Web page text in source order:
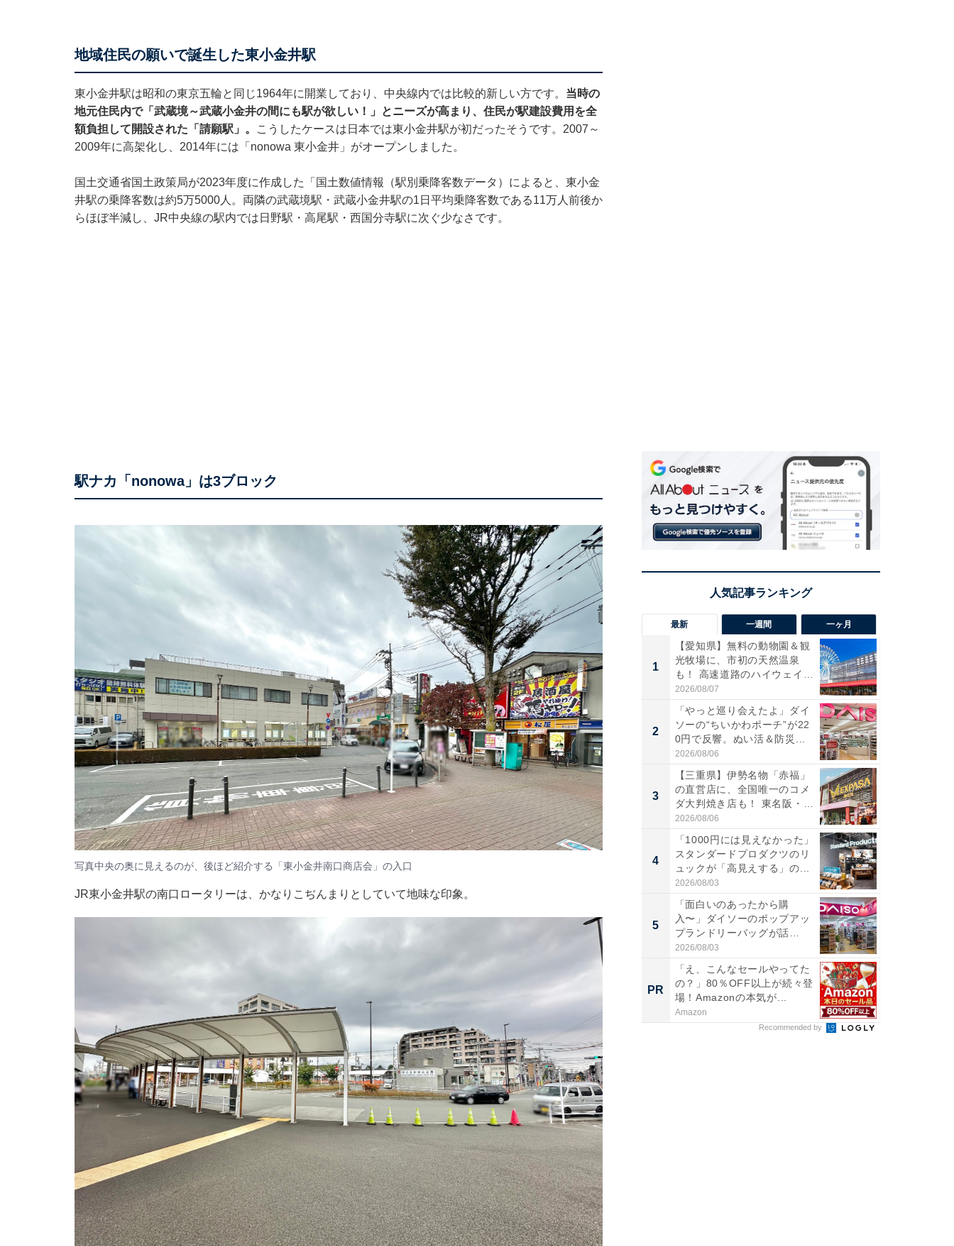
地域住民の願いで誕生した東小金井駅
東小金井駅は昭和の東京五輪と同じ1964年に開業しており、中央線内では比較的新しい方です。 当時の
地元住民内で「武蔵境～武蔵小金井の間にも駅が欲しい！」とニーズが高まり、住民が駅建設費用を全
額負担して開設された「請願駅」。
こうしたケースは日本では東小金井駅が初だったそうです。2007～
2009年に高架化し、2014年には「nonowa 東小金井」がオープンしました。
国土交通省国土政策局が2023年度に作成した「国土数値情報（駅別乗降客数データ）によると、東小金
井駅の乗降客数は約5万5000人。両隣の武蔵境駅・武蔵小金井駅の1日平均乗降客数である11万人前後か
らほぼ半減し、JR中央線の駅内では日野駅・高尾駅・西国分寺駅に次ぐ少なさです。
駅ナカ「nonowa」は3ブロック
写真中央の奥に見えるのが、後ほど紹介する「東小金井南口商店会」の入口
JR東小金井駅の南口ロータリーは、かなりこぢんまりとしていて地味な印象。
最新 一週間 一ヶ月
1
【愛知県】無料の動物園＆観
光牧場に、市初の天然温泉
も！ 高速道路のハイウェイオ
ア...
2026/08/07
2
「やっと巡り会えたよ」ダイ
ソーの“ちいかわポーチ”が22
0円で反響。ぬい活＆防災...
2026/08/06
3
【三重県】伊勢名物「赤福」
の直営店に、全国唯一のコメ
ダ大判焼き店も！ 東名阪・
伊...
2026/08/06
4
「1000円には見えなかった」
スタンダードプロダクツのリ
ュックが「高見えする」の...
2026/08/03
5
「面白いのあったから購
入〜」ダイソーのポップアッ
プランドリーバッグが話
題。“さま...
2026/08/03
PR
「え、こんなセールやってた
の？」80％OFF以上が続々登
場！Amazonの本気が...
Amazon
Recommended by